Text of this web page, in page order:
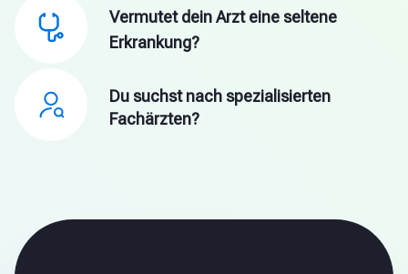
Vermutet dein Arzt eine seltene
Erkrankung?
Du suchst nach spezialisierten
Fachärzten?